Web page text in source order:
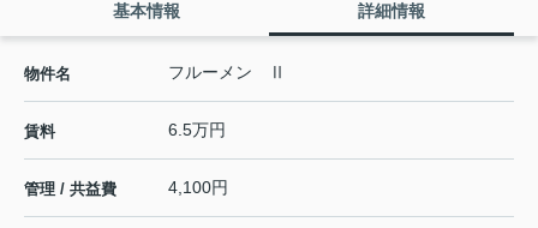
基本情報 詳細情報
物件名 フルーメン Ⅱ
賃料 6.5万円
管理 / 共益費 4,100円